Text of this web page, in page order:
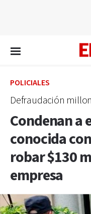
POLICIALES
Defraudación
Condenan a
conocida
robar $130
empresa